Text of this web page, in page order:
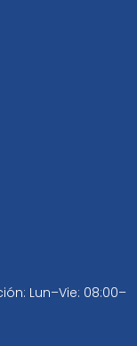
Lun–Vie: 08:00–